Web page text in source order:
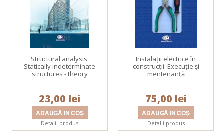
Structural analysis.
Statically indeterminate
structures - theory
23,00 lei
Detalii produs
Instalații electrice în
construcții. Execuție și
mentenanță
75,00 lei
Detalii produs